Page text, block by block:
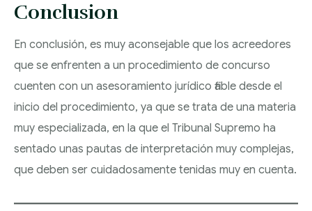
Conclusion
En conclusión, es muy aconsejable que los acreedores
que se enfrenten a un procedimiento de concurso
cuenten con un asesoramiento jurídico fiable desde el
inicio del procedimiento, ya que se trata de una materia
muy especializada, en la que el Tribunal Supremo ha
sentado unas pautas de interpretación muy complejas,
que deben ser cuidadosamente tenidas muy en cuenta.